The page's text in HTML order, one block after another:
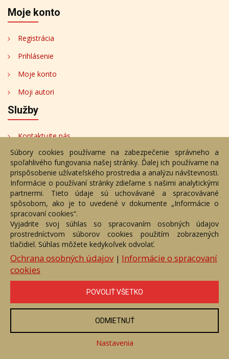
Moje konto
Registrácia
Prihlásenie
Moje konto
Moji autori
Služby
Kontaktujte nás
Bezplatné poradenstvo
Adresa
Nižný Hrušov 333, 094 22,
Slovenská republika
+421 905 356 921
+421 905 959 101
eantik@eantik.sk
Kontakt
Bezplatné poradenstvo
Biografie autorov
eAntik.sk © 2007 - 2026
Akékoľvek používanie obrazových a textových súčastí tejto stránky je
vyhradené.
Súbory cookies používame na zabezpečenie správneho a
spoľahlivého fungovania našej stránky. Ďalej ich používame na
prispôsobenie užívateľského prostredia a analýzu návštevnosti.
Informácie o používaní stránky zdieľame s našimi analytickými
partnermi. Tieto údaje sú uchovávané a spracovávané
spôsobom, ako je to uvedené v dokumente „Informácie o
spracovaní cookies“.
Vyjadrite svoj súhlas so spracovaním osobných údajov
prostredníctvom súborov cookies použitím zobrazených
tlačidiel. Súhlas môžete kedykoľvek odvolať.
Ochrana osobných údajov| Informácie o spracovaní
cookies
POVOLIŤ VŠETKO
ODMIETNUŤ
Nastavenia